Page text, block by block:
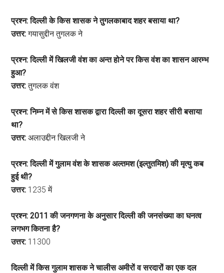
प्रश्न: दिल्ली के किस शासक ने तुगलकाबाद शहर बसाया था?
उत्तर:गयासुद्दीन तुगलक ने
प्रश्न: दिल्ली में खिलजी वंश का अन्त होने पर किस वंश का शासन आरम्भ
हुआ?
उत्तर:तुगलक वंश
प्रश्न: निम्न में से किस शासक द्वारा दिल्ली का दूसरा शहर सीरी बसाया
था?
उत्तर: अलाउद्दीन खिलजी ने
प्रश्न: दिल्ली में गुलाम वंश के शासक अल्तमश (इल्तुतमिश) की मृत्यु कब
हुई थी?
उत्तर: 1235 में
प्रश्न: 2011 की जनगणना के अनुसार दिल्ली की जनसंख्या का घनत्व
लगभग कितना है?
उत्तर: 11300
दिल्ली में किस गुलाम शासक ने चालीस अमीरों व सरदारों का एक दल